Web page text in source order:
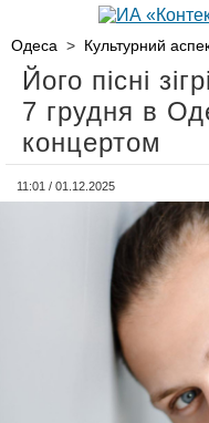
Одеса > Культурний
Його пісні
7 грудня в
концертом
11:01 / 01.12.2025